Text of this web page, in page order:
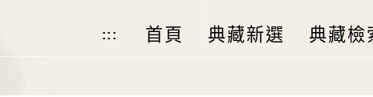
::: 首頁 典藏新選 典藏檢